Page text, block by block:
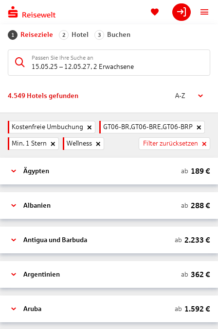
1 Reiseziele 2 Hotel 3 Buchen
Passen Sie Ihre Suche an
15.05.25 – 12.05.27, 2 Erwachsene
4.549 Hotels gefunden A-Z
Kostenfreie Umbuchung GT06-BR,GT06-BRE,GT06-BRP
Min. 1 Stern Wellness Filter zurücksetzen
Ägypten ab 189€
Albanien ab 288€
Antigua und Barbuda ab 2.233 €
Argentinien ab 362 €
Aruba ab 1.592 €